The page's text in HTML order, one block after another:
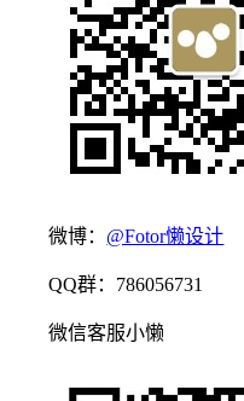
微博： @Fotor懒设计
QQ群：786056731
微信客服小懒